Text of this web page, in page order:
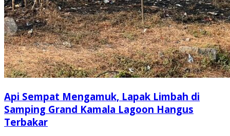
Api Sempat Mengamuk, Lapak Limbah di
Samping Grand Kamala Lagoon Hangus
Terbakar